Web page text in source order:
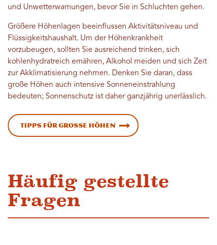
und Unwetterwarnungen, bevor Sie in Schluchten gehen.
Größere Höhenlagen beeinflussen Aktivitätsniveau und
Flüssigkeitshaushalt. Um der Höhenkrankheit
vorzubeugen, sollten Sie ausreichend trinken, sich
kohlenhydratreich ernähren, Alkohol meiden und sich Zeit
zur Akklimatisierung nehmen. Denken Sie daran, dass
große Höhen auch intensive Sonneneinstrahlung
bedeuten; Sonnenschutz ist daher ganzjährig unerlässlich.
Tipps für große Höhen
Häufig gestellte
Fragen